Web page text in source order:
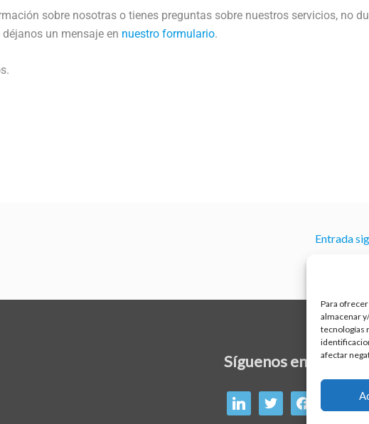
Para
almacenar
tecnologías
afectar
sobre nosotras o tienes preguntas sobre nuestros servicios, no
déjanos un mensaje en nuestro formulario.
Entrada
Síguenos en:
linkedintwitterfacebook